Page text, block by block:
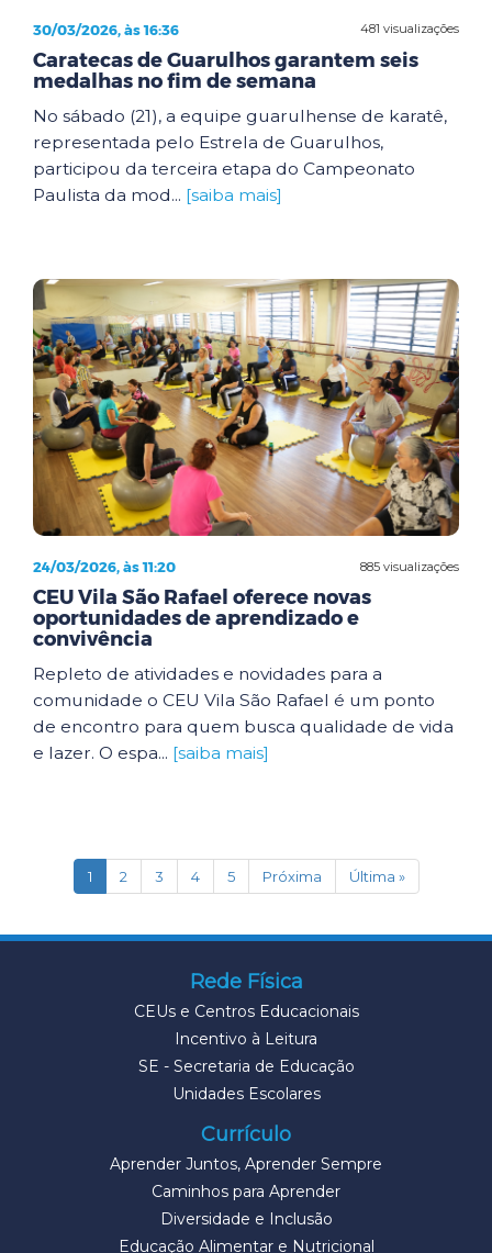
481 visualizações
30/03/2026, às 16:36
Caratecas de Guarulhos garantem seis
medalhas no fim de semana
No sábado (21), a equipe guarulhense de karatê,
representada pelo Estrela de Guarulhos,
participou da terceira etapa do Campeonato
Paulista da mod... [saiba mais]
885 visualizações
24/03/2026, às 11:20
CEU Vila São Rafael oferece novas
oportunidades de aprendizado e
convivência
Repleto de atividades e novidades para a
comunidade o CEU Vila São Rafael é um ponto
de encontro para quem busca qualidade de vida
e lazer. O espa... [saiba mais]
1(current)
2 3 4 5 Próxima Última »
Rede Física
CEUs e Centros Educacionais
Incentivo à Leitura
SE - Secretaria de Educação
Unidades Escolares
Currículo
Aprender Juntos, Aprender Sempre
Caminhos para Aprender
Diversidade e Inclusão
Educação Alimentar e Nutricional